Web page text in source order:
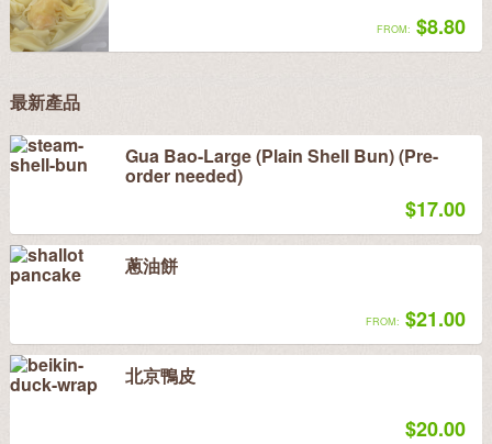
FROM: $8.80
最新產品
Gua Bao-Large (Plain Shell Bun) (Pre-
order needed)
$17.00
蔥油餅
FROM: $21.00
北京鴨皮
$20.00